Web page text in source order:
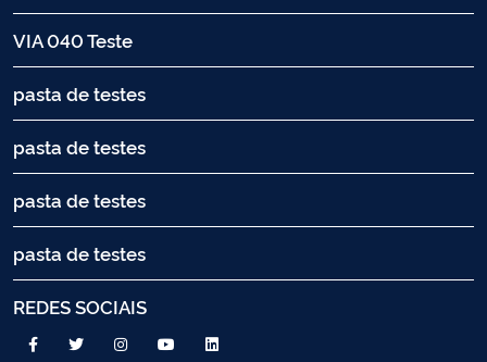
VIA 040 Teste
pasta de testes
pasta de testes
pasta de testes
pasta de testes
REDES SOCIAIS